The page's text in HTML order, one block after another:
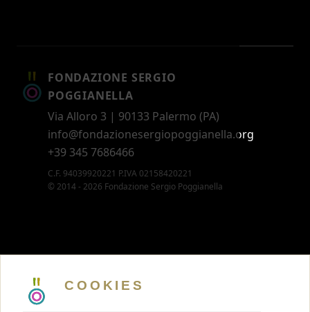
COOKIES
FONDAZIONE SERGIO
POGGIANELLA
Via Alloro 3 | 90133 Palermo (PA)
info@fondazionesergiopoggianella.org
+39 345 7686466
C.F. 94039920221 P.IVA 02158420221
© 2014 - 2026 Fondazione Sergio Poggianella
5 X MILLE
MEMBERSHIP